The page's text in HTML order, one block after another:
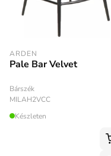
ARDEN
Pale Bar Velvet
Bárszék
MILAH2VCC
Készleten